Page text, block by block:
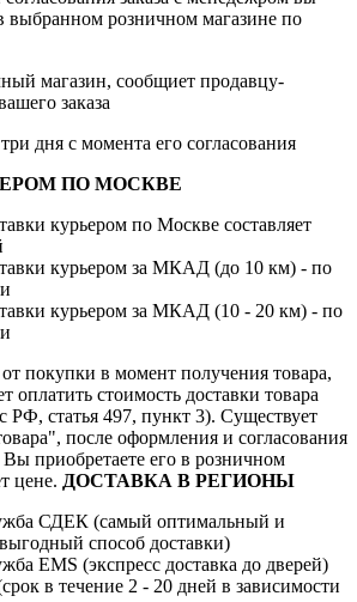
выбранном розничном магазине по
магазин, сообщиет продавцу-
заказа
дня с момента его согласования
ПО МОСКВЕ
курьером по Москве составляет
курьером за МКАД (до 10 км) - по
курьером за МКАД (10 - 20 км) - по
покупки в момент получения товара,
оплатить стоимость доставки товара
РФ, статья 497, пункт 3). Существует
после оформления и согласования
приобретаете его в розничном
цене. ДОСТАВКА В РЕГИОНЫ
СДЕК (самый оптимальный и
способ доставки)
EMS (экспресс доставка до дверей)
в течение 2 - 20 дней в зависимости